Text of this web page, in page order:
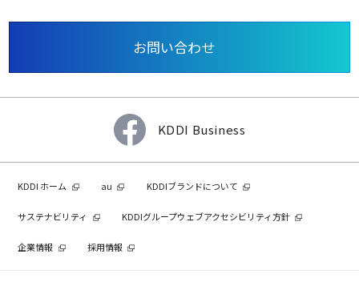
お問い合わせ
KDDI Business
KDDI ホーム au KDDIブランドについて
サステナビリティ KDDIグループウェブアクセシビリティ方針
企業情報 採用情報